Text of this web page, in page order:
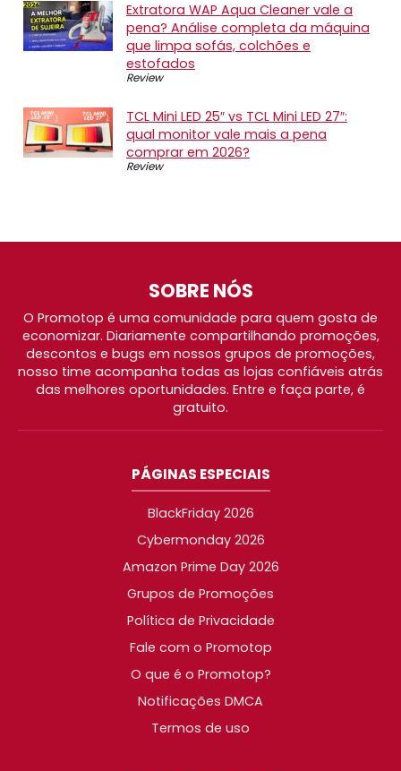
Extratora WAP Aqua Cleaner vale a
pena? Análise completa da máquina
que limpa sofás, colchões e
estofados
Review
TCL Mini LED 25″ vs TCL Mini LED 27″:
qual monitor vale mais a pena
comprar em 2026?
Review
SOBRE NÓS
O Promotop é uma comunidade para quem gosta de
economizar. Diariamente compartilhando promoções,
descontos e bugs em nossos grupos de promoções,
nosso time acompanha todas as lojas confiáveis atrás
das melhores oportunidades. Entre e faça parte, é
gratuito.
PÁGINAS ESPECIAIS
BlackFriday 2026
Cybermonday 2026
Amazon Prime Day 2026
Grupos de Promoções
Política de Privacidade
Fale com o Promotop
O que é o Promotop?
Notificações DMCA
Termos de uso